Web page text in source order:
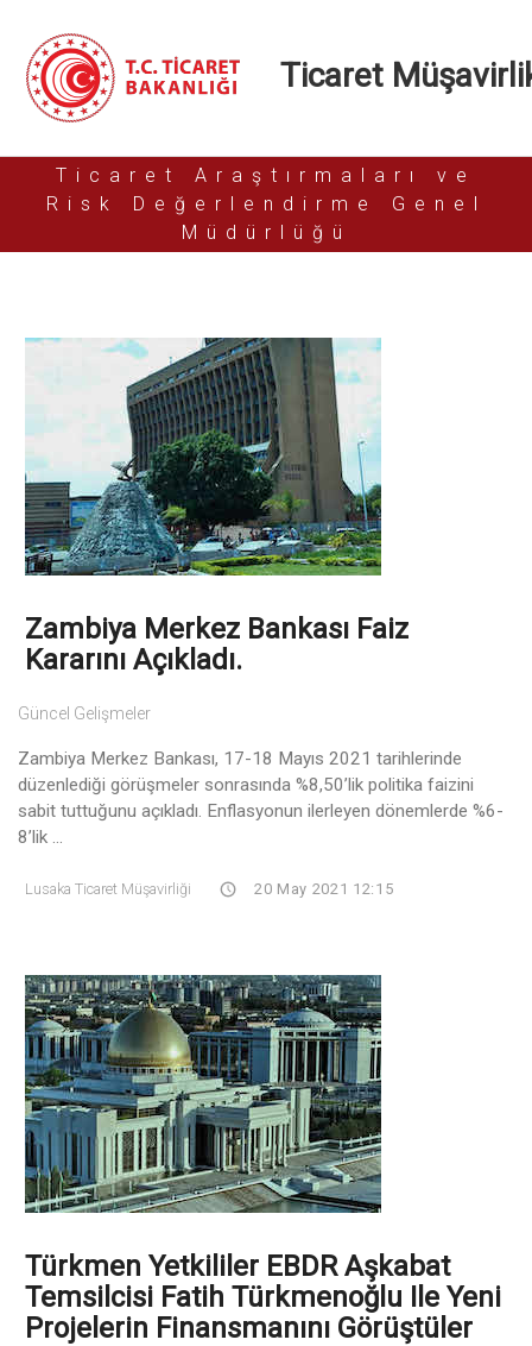
Ticaret
Ticaret Araştırmaları ve
Risk Değerlendirme Genel
Müdürlüğü
Zambiya Merkez Bankası Faiz
Kararını Açıkladı.
Güncel Gelişmeler
Zambiya Merkez Bankası, 17-18 Mayıs 2021 tarihlerinde
düzenlediği görüşmeler sonrasında %8,50’lik politika faizini
sabit tuttuğunu açıkladı. Enflasyonun ilerleyen dönemlerde %6-
8’lik ...
Lusaka Ticaret Müşavirliği 20 May 2021 12:15
Türkmen Yetkililer EBDR Aşkabat
Temsilcisi Fatih Türkmenoğlu Ile Yeni
Projelerin Finansmanını Görüştüler